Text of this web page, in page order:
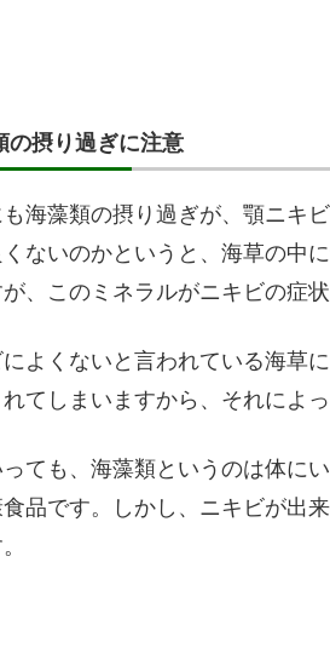
の摂り過ぎに注意
海藻類の摂り過ぎが、顎ニキ
ないのかというと、海草の中
、このミネラルがニキビの症
よくないと言われている海草
てしまいますから、それによ
っても、海藻類というのは体に
品です。しかし、ニキビが出